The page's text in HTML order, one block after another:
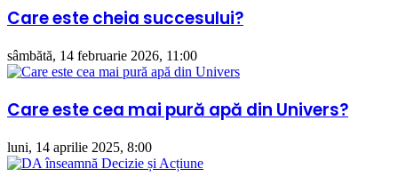
Care este cheia succesului?
sâmbătă, 14 februarie 2026, 11:00
Care este cea mai pură apă din Univers?
luni, 14 aprilie 2025, 8:00